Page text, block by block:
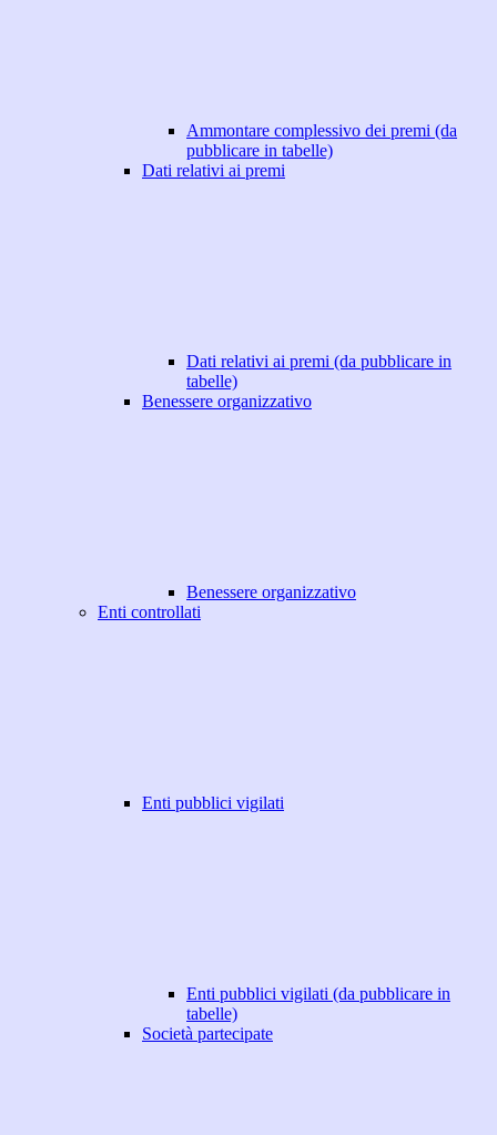
Ammontare complessivo dei premi (da
pubblicare in tabelle)
Dati relativi ai premi
Dati relativi ai premi (da pubblicare in
tabelle)
Benessere organizzativo
Benessere organizzativo
Enti controllati
Enti pubblici vigilati
Enti pubblici vigilati (da pubblicare in
tabelle)
Società partecipate